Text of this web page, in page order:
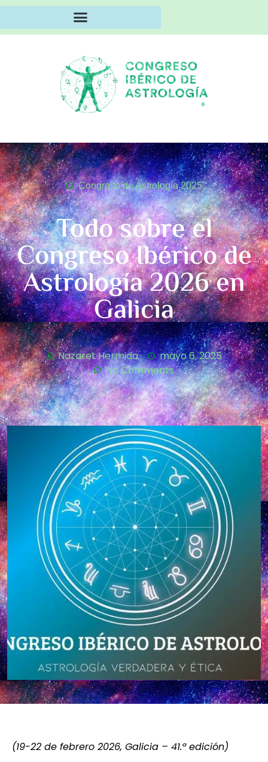
Congreso de Astrología 2025
Todo sobre el
Congreso Ibérico de
Astrología 2026 en
Galicia
Nazaret Hermida
mayo 6, 2025
No Comments
(19-22 de febrero 2026, Galicia – 41.ª edición)